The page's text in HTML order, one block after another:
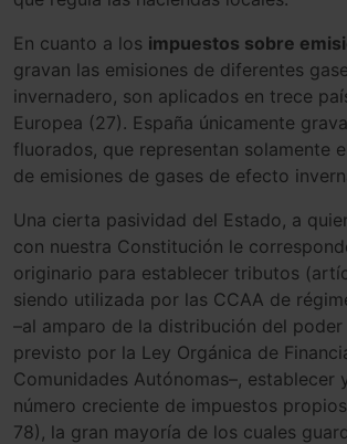
En cuanto a los impuestos sobre
gravan las emisiones de diferentes
invernadero, son aplicados en trece
Europea (27). España únicamente
fluorados, que representan solamente
de emisiones de gases de efecto
Una cierta pasividad del Estado, a
con nuestra Constitución le
originario para establecer tributos
siendo utilizada por las CCAA de
–al amparo de la distribución del
previsto por la Ley Orgánica de
Comunidades Autónomas–, establecer
número creciente de impuestos
78), la gran mayoría de los cuales